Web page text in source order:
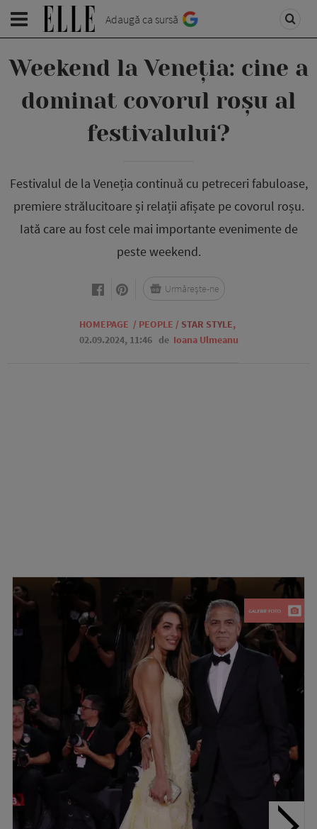
Adaugă ca sursă
Weekend la Veneția: cine a
dominat covorul roșu al
festivalului?
Festivalul de la Veneția continuă cu petreceri fabuloase,
premiere strălucitoare și relații afișate pe covorul roșu.
Iată care au fost cele mai importante evenimente de
peste weekend.
HOMEPAGE / PEOPLE / STAR STYLE,
02.09.2024, 11:46 de Ioana Ulmeanu
Urmărește-ne